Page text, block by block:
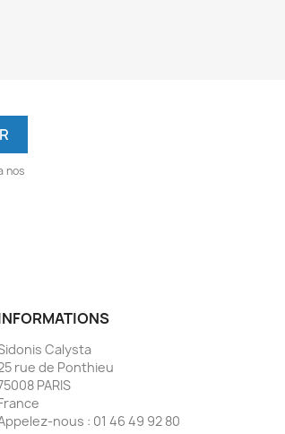
nos
Calysta
rue de Ponthieu
PARIS
nous : 01 46 49 92 80